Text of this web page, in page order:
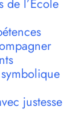
de l’École
justesse